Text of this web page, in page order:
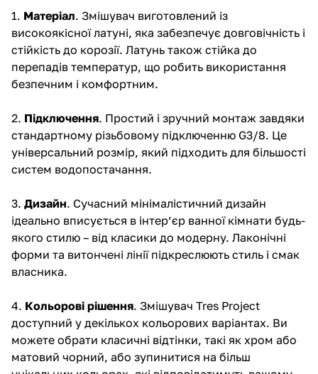
1. Матеріал. Змішувач виготовлений із
високоякісної латуні, яка забезпечує довговічність і
стійкість до корозії. Латунь також стійка до
перепадів температур, що робить використання
безпечним і комфортним.
2. Підключення. Простий і зручний монтаж завдяки
стандартному різьбовому підключенню G3/8. Це
універсальний розмір, який підходить для більшості
систем водопостачання.
3. Дизайн. Сучасний мінімалістичний дизайн
ідеально вписується в інтер’єр ванної кімнати будь-
якого стилю – від класики до модерну. Лаконічні
форми та витончені лінії підкреслюють стиль і смак
власника.
4. Кольорові рішення. Змішувач Tres Project
доступний у декількох кольорових варіантах. Ви
можете обрати класичні відтінки, такі як хром або
матовий чорний, або зупинитися на більш